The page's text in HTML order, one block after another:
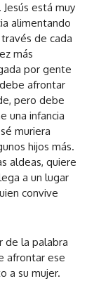
está muy
alimentando
de cada
más
por gente
afrontar
pero debe
una infancia
muriera
hijos más.
aldeas, quiere
a un lugar
convive
de la palabra
afrontar ese
a su mujer.